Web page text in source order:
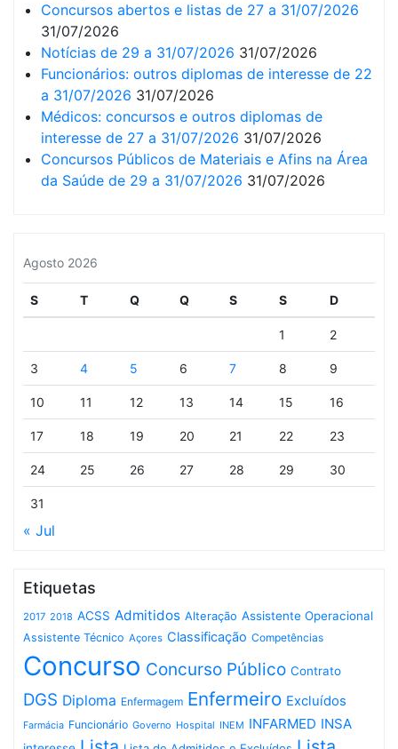
Concursos abertos e listas de 27 a 31/07/2026
31/07/2026
Notícias de 29 a 31/07/2026 31/07/2026
Funcionários: outros diplomas de interesse de 22
a 31/07/2026 31/07/2026
Médicos: concursos e outros diplomas de
interesse de 27 a 31/07/2026 31/07/2026
Concursos Públicos de Materiais e Afins na Área
da Saúde de 29 a 31/07/2026 31/07/2026
Agosto 2026
S T Q Q S S D
1 2
3 4 5 6 7 8 9
10 11 12 13 14 15 16
17 18 19 20 21 22 23
24 25 26 27 28 29 30
31
« Jul
Etiquetas
2017 2018 ACSS Admitidos Alteração Assistente Operacional
Assistente Técnico Açores Classificação Competências
Concurso Concurso Público Contrato
DGS Diploma Enfermagem Enfermeiro Excluídos
Farmácia Funcionário Governo Hospital INEM INFARMED INSA